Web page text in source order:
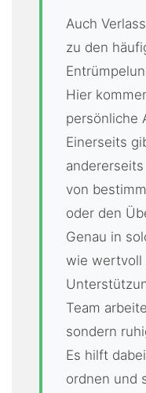
Auch
zu den
Hier
persönliche
Einerseits
von
oder den
Genau in
wie wertvoll
Team
sondern
Es hilft
ordnen und